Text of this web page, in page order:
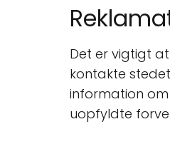
Det er vigtigt
kontakte
information
uopfyldte